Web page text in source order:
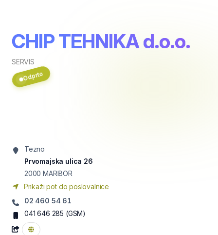
CHIP TEHNIKA d.o.o.
SERVIS
Odprto
Tezno
Prvomajska ulica 26
2000 MARIBOR
Prikaži pot do poslovalnice
02 460 54 61
041 646 285 (GSM)